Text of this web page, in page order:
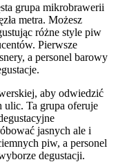
grupa mikrobrawerii
metra. Możesz
różne style piw
Pierwsze
a personel barowy
aby odwiedzić
ulic. Ta grupa oferuje
jasnych ale i
piw, a personel
degustacji.